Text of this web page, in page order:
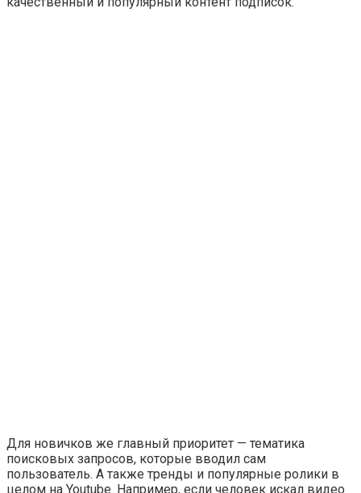
Для новичков же главный приоритет — тематика
поисковых запросов, которые вводил сам
пользователь. А также тренды и популярные ролики в
целом на Youtube. Например, если человек искал видео